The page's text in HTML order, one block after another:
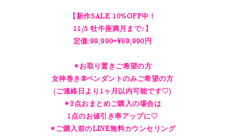
【新作SALE 10%OFF中！
11/5 牡牛座満月まで♪】
定価:99,990⇨¥89,990円
✴︎お取り置きご希望の方
女神巻き®︎ペンダントのみご希望の方
(ご連絡日より1ヶ月以内可能です♡)
✴︎2点おまとめご購入の場合は
1点のお値引き率アップに♡
✴︎ご購入前のLINE無料カウンセリング